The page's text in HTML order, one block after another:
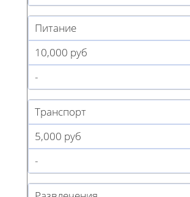
Питание
10,000 руб
-
Транспорт
5,000 руб
-